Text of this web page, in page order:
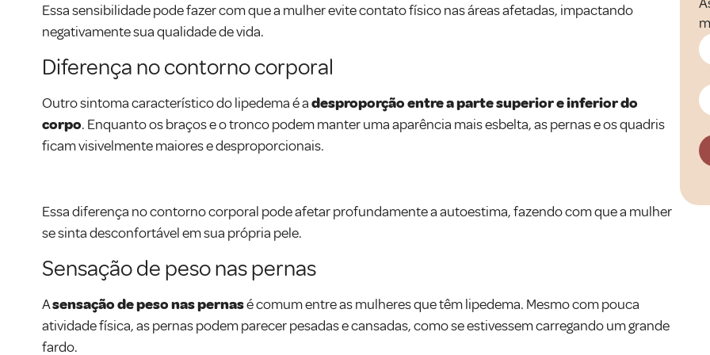
Essa sensibilidade pode fazer com que a mulher evite contato físico nas áreas afetadas, impactando
negativamente sua qualidade de vida.
Diferença no contorno corporal
Outro sintoma característico do lipedema é adesproporção entre a parte superior e inferior do
corpo. Enquanto os braços e o tronco podem manter uma aparência mais esbelta, as pernas e os quadris
ficam visivelmente maiores e desproporcionais.
Essa diferença no contorno corporal pode afetar profundamente a autoestima, fazendo com que a mulher
se sinta desconfortável em sua própria pele.
Sensação de peso nas pernas
Asensação de peso nas pernasé comum entre as mulheres que têm lipedema. Mesmo com pouca
atividade física, as pernas podem parecer pesadas e cansadas, como se estivessem carregando um grande
fardo.